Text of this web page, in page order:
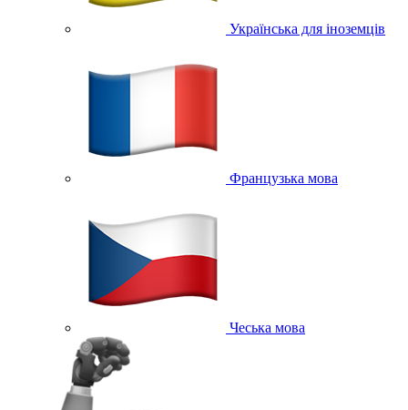
Українська для іноземців
Французька мова
Чеська мова